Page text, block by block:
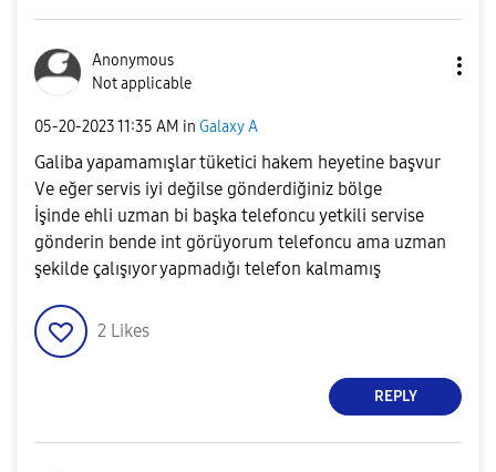
Anonymous
Not applicable
‎05-20-202311:35 AM in Galaxy A
Galiba yapamamışlar tüketici hakem heyetine başvur
Ve eğer servis iyi değilse gönderdiğiniz bölge
İşinde ehli uzman bi başka telefoncu yetkili servise
gönderin bende int görüyorum telefoncu ama uzman
şekilde çalışıyor yapmadığı telefon kalmamış
2 Likes
REPLY